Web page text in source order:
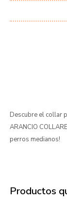
Descubre el collar
ARANCIO
perros medianos!
Productos